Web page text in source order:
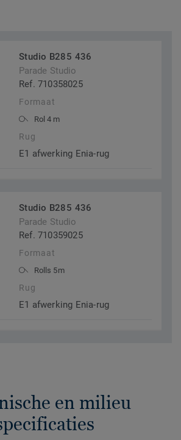
Studio B285 436
Parade Studio
Ref. 710358025
Formaat
Rol 4 m
Rug
E1 afwerking Enia-rug
Studio B285 436
Parade Studio
Ref. 710359025
Formaat
Rolls 5m
Rug
E1 afwerking Enia-rug
en milieu